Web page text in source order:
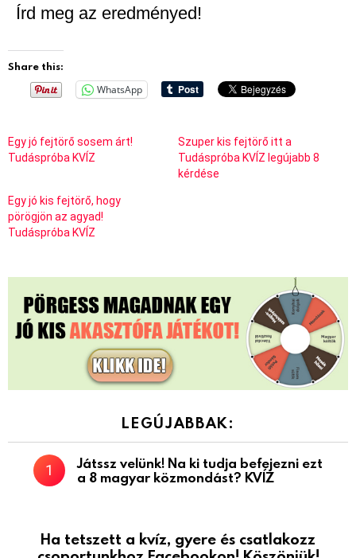
Írd meg az eredményed!
Share this:
WhatsApp
Egy jó fejtörő sosem árt!
Tudáspróba KVÍZ
Szuper kis fejtörő itt a
Tudáspróba KVÍZ legújabb 8
kérdése
Egy jó kis fejtörő, hogy
pörögjön az agyad!
Tudáspróba KVÍZ
LEGÚJABBAK:
Játssz velünk! Na ki tudja befejezni ezt
a 8 magyar közmondást? KVÍZ
Ha tetszett a kvíz, gyere és csatlakozz